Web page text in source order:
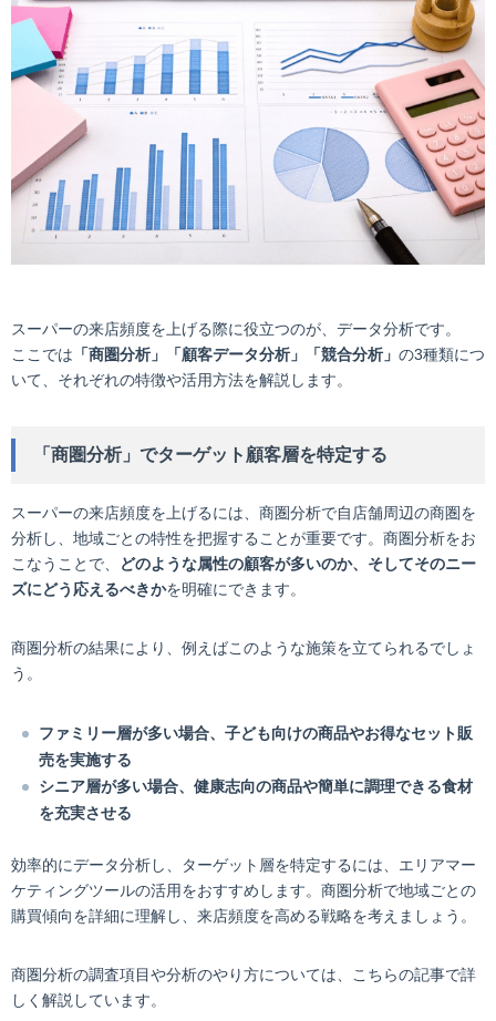
スーパーの来店頻度を上げる際に役立つのが、データ分析です。
ここでは 「商圏分析」「顧客データ分析」「競合分析」 の3種類につ
いて、それぞれの特徴や活用方法を解説します。
「商圏分析」でターゲット顧客層を特定する
スーパーの来店頻度を上げるには、商圏分析で自店舗周辺の商圏を
分析し、地域ごとの特性を把握することが重要です。商圏分析をお
こなうことで、
どのような属性の顧客が多いのか、そしてそのニー
ズにどう応えるべきかを明確にできます。
商圏分析の結果により、例えばこのような施策を立てられるでしょ
う。
ファミリー層が多い場合、子ども向けの商品やお得なセット販
売を実施する
シニア層が多い場合、健康志向の商品や簡単に調理できる食材
を充実させる
効率的にデータ分析し、ターゲット層を特定するには、エリアマー
ケティングツールの活用をおすすめします。商圏分析で地域ごとの
購買傾向を詳細に理解し、来店頻度を高める戦略を考えましょう。
商圏分析の調査項目や分析のやり方については、こちらの記事で詳
しく解説しています。